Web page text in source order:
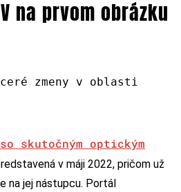
na prvom obrázku
zmeny v oblasti
skutočným optickým
v máji 2022, pričom už
na jej nástupcu. Portál